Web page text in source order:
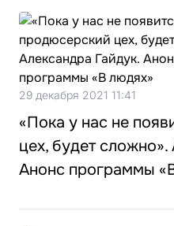
29 декабря 2021 11:41
«Пока у нас не
цех, будет
Анонс программы